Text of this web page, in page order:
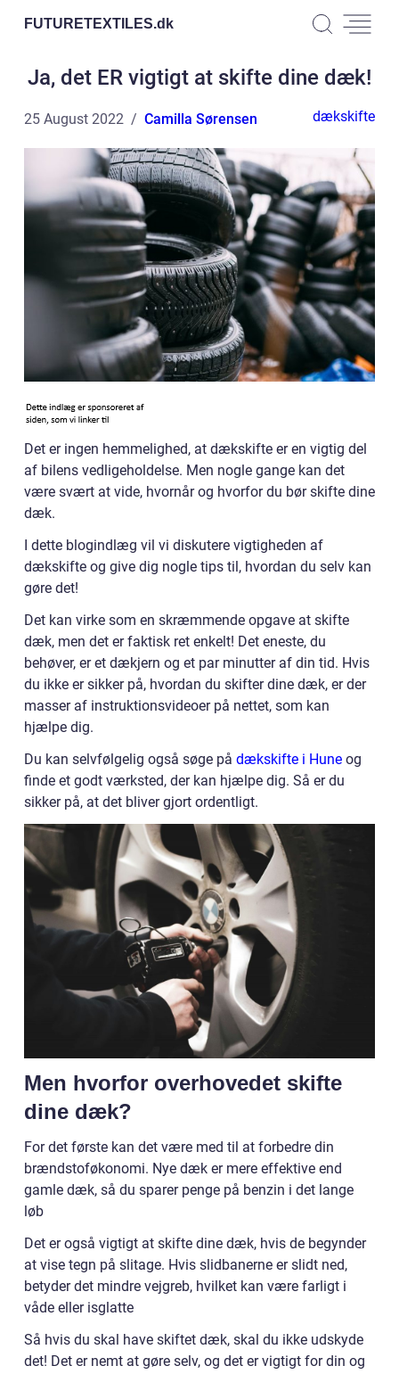
FUTURETEXTILES.dk
Ja, det ER vigtigt at skifte dine dæk!
25 August 2022 Camilla Sørensen dækskifte
Det er ingen hemmelighed, at dækskifte er en vigtig del
af bilens vedligeholdelse. Men nogle gange kan det
være svært at vide, hvornår og hvorfor du bør skifte dine
dæk.
I dette blogindlæg vil vi diskutere vigtigheden af
dækskifte og give dig nogle tips til, hvordan du selv kan
gøre det!
Det kan virke som en skræmmende opgave at skifte
dæk, men det er faktisk ret enkelt! Det eneste, du
behøver, er et dækjern og et par minutter af din tid. Hvis
du ikke er sikker på, hvordan du skifter dine dæk, er der
masser af instruktionsvideoer på nettet, som kan
hjælpe dig.
Du kan selvfølgelig også søge på dækskifte i Hune og
finde et godt værksted, der kan hjælpe dig. Så er du
sikker på, at det bliver gjort ordentligt.
Men hvorfor overhovedet skifte
dine dæk?
For det første kan det være med til at forbedre din
brændstoføkonomi. Nye dæk er mere effektive end
gamle dæk, så du sparer penge på benzin i det lange
løb
Det er også vigtigt at skifte dine dæk, hvis de begynder
at vise tegn på slitage. Hvis slidbanerne er slidt ned,
betyder det mindre vejgreb, hvilket kan være farligt i
våde eller isglatte
Så hvis du skal have skiftet dæk, skal du ikke udskyde
det! Det er nemt at gøre selv, og det er vigtigt for din og